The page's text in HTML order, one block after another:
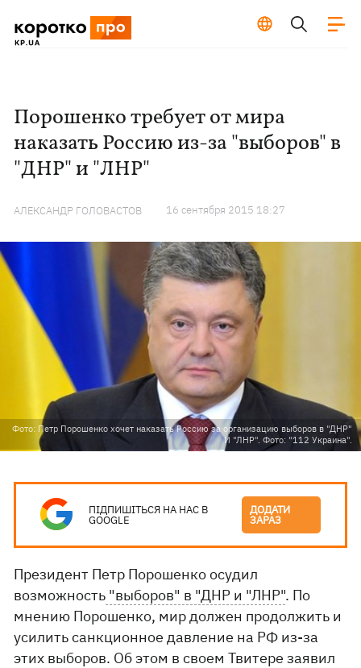
Порошенко требует от мира
наказать Россию из-за "выборов" в
"ДНР" и "ЛНР"
АЛЕКСАНДР ГОЛОВАСТОВ 16 сентября 2015 18:27
Фото: Петр Порошенко хочет наказать Россию за организацию выборов в "ДНР"
И "ЛНР". Фото: "112 Украина".
ПІДПИШІТЬСЯ НА НАС В
GOOGLE
ДОДАТИ
ЗАРАЗ
Президент Петр Порошенко осудил
возможность "выборов" в "ДНР и "ЛНР". По
мнению Порошенко, мир должен продолжить и
усилить санкционное давление на РФ из-за
этих выборов. Об этом в своем Твитере заявил